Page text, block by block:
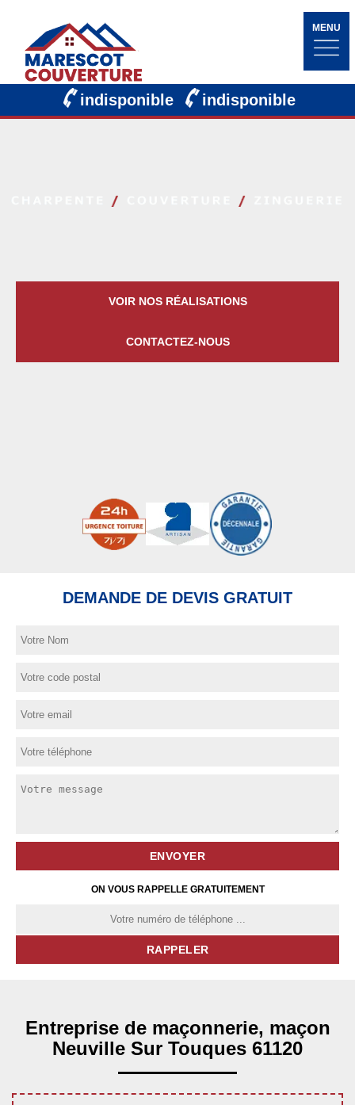
MENU
indisponible indisponible
VOIR NOS RÉALISATIONS
CONTACTEZ-NOUS
DEMANDE DE DEVIS GRATUIT
ON VOUS RAPPELLE GRATUITEMENT
Entreprise de maçonnerie, maçon
Neuville Sur Touques 61120